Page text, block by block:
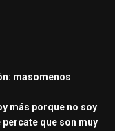
masomenos
más porque no soy
que son muy